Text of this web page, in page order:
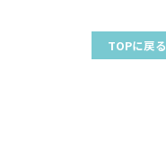
TOPに戻る